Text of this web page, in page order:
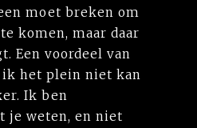
moet breken om
komen, maar daar
Een voordeel van
het plein niet kan
Ik ben
je weten, en niet